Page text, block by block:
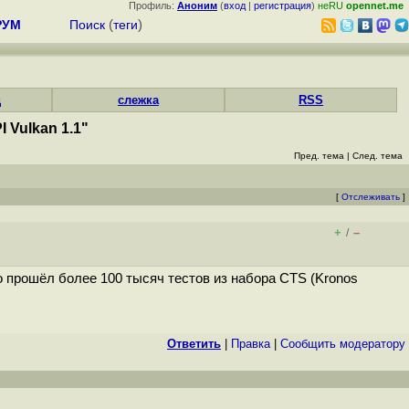
Профиль: Аноним (вход | регистрация) неRU opennet.me
Поиск (теги)
слежка RSS
Vulkan 1.1"
Пред. тема | След. тема
[ Отслеживать ]
+ / –
более 100 тысяч тестов из набора CTS (Kronos
Ответить Правка| Cообщить модератору